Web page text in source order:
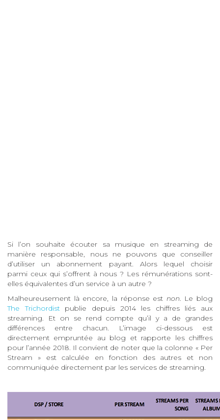
Si l’on souhaite écouter sa musique en streaming de
manière responsable, nous ne pouvons que conseiller
d’utiliser un abonnement payant. Alors lequel choisir
parmi ceux qui s’offrent à nous ? Les rémunérations sont-
elles équivalentes d’un service à un autre ?
Malheureusement là encore, la réponse est non. Le blog
The Trichordistpublie depuis 2014 les chiffres liés aux
streaming. Et on se rend compte qu’il y a de grandes
différences entre chacun. L’image ci-dessous est
directement empruntée au blog et rapporte les chiffres
pour l’année 2018. Il convient de noter que la colonne « Per
Stream » est calculée en fonction des autres et non
communiquée directement par les services de streaming.